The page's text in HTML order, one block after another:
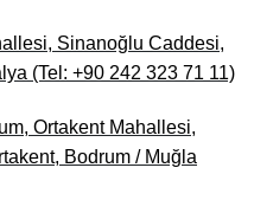
Sinanoğlu Caddesi,
(Tel: +90 242 323 71 11)
Ortakent Mahallesi,
Bodrum / Muğla